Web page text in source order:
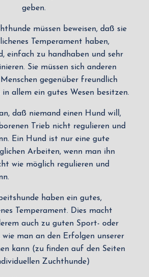
geben.
müssen beweisen, daß sie
Temperament haben,
einfach zu handhaben und sehr
Sie müssen sich anderen
gegenüber freundlich
in allem ein gutes Wesen besitzen.
daß niemand einen Hund will,
Trieb nicht regulieren und
Ein Hund ist nur eine gute
Arbeiten, wenn man ihn
wie möglich regulieren und
haben ein gutes,
Temperament. Dies macht
auch zu guten Sport- oder
wie man an den Erfolgen unserer
kann (zu finden auf den Seiten
Zuchthunde)